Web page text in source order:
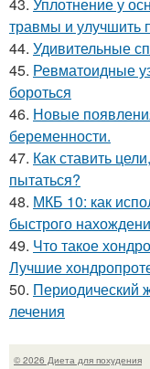
43. Уплотнение у
травмы и улучшить
44. Удивительные
45. Ревматоидные
бороться
46. Новые
беременности.
47. Как ставить
пытаться?
48. МКБ 10: как
быстрого
49. Что такое
Лучшие
50. Периодический
лечения
© 2026 Диета для похудения